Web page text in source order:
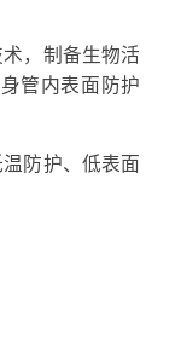
，制备生物活
管内表面防护
防护、低表面